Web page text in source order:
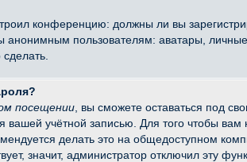
конференцию: должны ли вы
пользователям: аватары,
посещении , вы сможете оставаться под
вашей учётной записью. Для того чтобы
делать это на общедоступном
значит, администратор отключил эту